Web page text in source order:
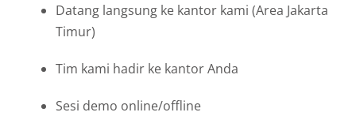
Datang langsung ke kantor kami (Area Jakarta
Timur)
Tim kami hadir ke kantor Anda
Sesi demo online/offline